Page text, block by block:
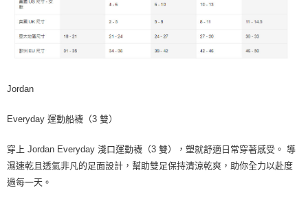
Jordan
Everyday 運動船襪（3 雙）
穿上 Jordan Everyday 淺口運動襪（3 雙），塑就舒適日常穿著感受。 導
濕速乾且透氣非凡的足面設計，幫助雙足保持清涼乾爽，助你全力以赴度
過每一天。